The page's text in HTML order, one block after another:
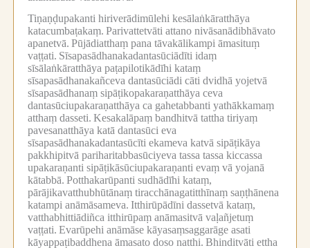
Tiṇaṇḍupakanti hiriverādimūlehi kesālaṅkāratthāya
katacumbaṭakaṃ. Parivattetvāti attano nivāsanādibhāvato
apanetvā. Pūjādiatthaṃ pana tāvakālikampi āmasituṃ
vaṭṭati. Sīsapasādhanakadantasūciādīti idaṃ
sīsālaṅkāratthāya paṭapilotikādīhi kataṃ
sīsapasādhanakañceva dantasūciādi cāti dvidhā yojetvā
sīsapasādhanaṃ sipāṭikopakaraṇatthāya ceva
dantasūciupakaraṇatthāya ca gahetabbanti yathākkamaṃ
atthaṃ dasseti. Kesakalāpaṃ bandhitvā tattha tiriyaṃ
pavesanatthāya katā dantasūci eva
sīsapasādhanakadantasūcīti ekameva katvā sipāṭikāya
pakkhipitvā pariharitabbasūciyeva tassa tassa kiccassa
upakaraṇanti sipāṭikāsūciupakaraṇanti evaṃ vā yojanā
kātabbā. Potthakarūpanti sudhādīhi kataṃ,
pārājikavatthubhūtānaṃ tiracchānagatitthīnaṃ saṇṭhānena
katampi anāmāsameva. Itthirūpādīni dassetvā kataṃ,
vatthabhittiādiñca itthirūpaṃ anāmasitvā vaḷañjetuṃ
vaṭṭati. Evarūpehi anāmāse kāyasaṃsaggarāge asati
kāyappaṭibaddhena āmasato doso natthi. Bhinditvāti ettha